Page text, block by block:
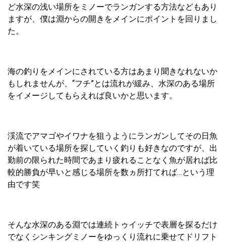
ど水深の浅い場所をミノーでランガンする方法などもあり
ますが、僕は淵からの開きをメインにポイントを回りまし
た。
海の釣りをメインにされている方はあまり聞きなれないか
もしれませんが、“フチ”とは流れが緩み、水深のある場所
をイメージしてもらえれば良いかと思います。
渓流でアマゴやイワナを狙うようにランガンしてその日魚
が着いている場所を探していく釣りも好きなのですが、出
勤前の限られた時間であまり疲れることなく魚が居れば比
較的勝負が早いと感じる場所を数ヵ所打てれば…という理
由です笑
そんな水深のある淵では連続トゥイッチで表層を探るだけ
でなくシンキングミノーをゆっくり流れに乗せてドリフト